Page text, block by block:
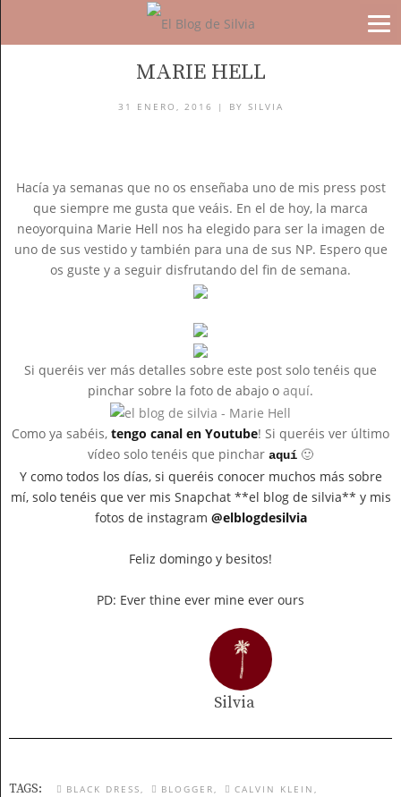
MARIE HELL
31 ENERO, 2016 | BY SILVIA
Hacía ya semanas que no os enseñaba uno de mis press post
que siempre me gusta que veáis. En el de hoy, la marca
neoyorquina Marie Hell nos ha elegido para ser la imagen de
uno de sus vestido y también para una de sus NP. Espero que
os guste y a seguir disfrutando del fin de semana.
Si queréis ver más detalles sobre este post solo tenéis que
pinchar sobre la foto de abajo o aquí.
Como ya sabéis, tengo canal en Youtube! Si queréis ver último
vídeo solo tenéis que pinchar aquí 🙂
Y como todos los días, si queréis conocer muchos más sobre
mí, solo tenéis que ver mis Snapchat **el blog de silvia** y mis
fotos de instagram @elblogdesilvia
Feliz domingo y besitos!
PD: Ever thine ever mine ever ours
Silvia
TAGS: BLACK DRESS BLOGGER
CALVIN KLEIN